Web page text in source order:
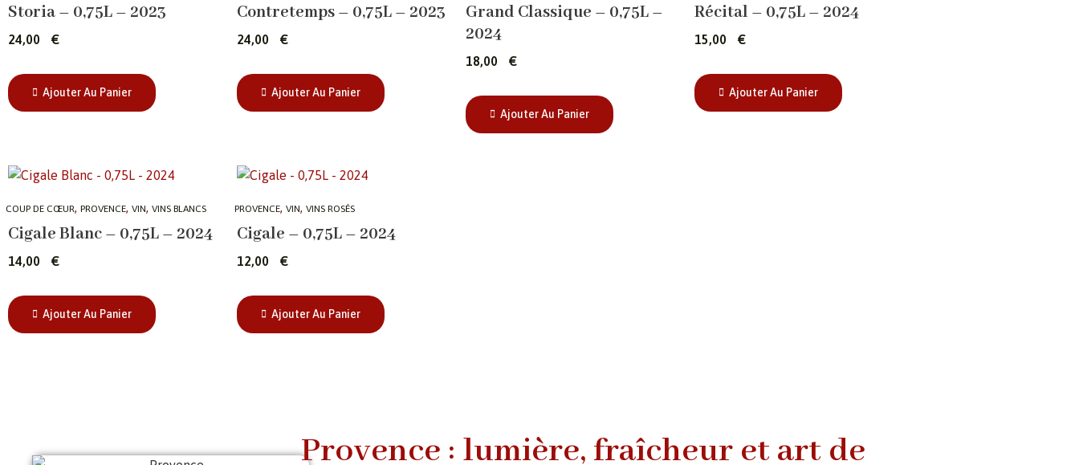
Storia – 0,75L – 2023
24,00 €
Ajouter Au Panier
Contretemps – 0,75L – 2023
24,00 €
Ajouter Au Panier
Grand Classique – 0,75L –
2024
18,00 €
Ajouter Au Panier
Récital – 0,75L – 2024
15,00 €
Ajouter Au Panier
COUP DE CŒUR, PROVENCE, VIN, VINS BLANCS
Cigale Blanc – 0,75L – 2024
14,00 €
Ajouter Au Panier
PROVENCE, VIN, VINS ROSÉS
Cigale – 0,75L – 2024
12,00 €
Ajouter Au Panier
Provence : lumière, fraîcheur et art de